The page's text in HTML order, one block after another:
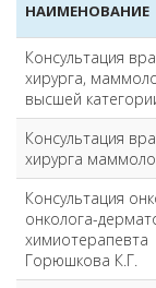
НАИМЕНОВАНИЕ
Консультация
хирурга,
высшей
Консультация
хирурга
Консультация
онколога-
химиотерапевта
Горюшкова К.Г.